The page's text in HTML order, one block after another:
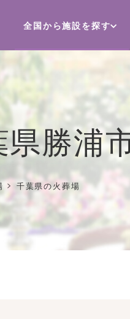
全国から施設を探す
県勝浦
> 千葉県の火葬場